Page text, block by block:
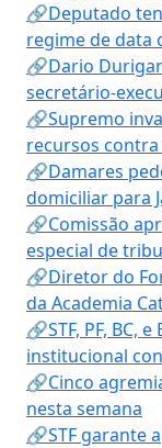
🔗Deputado
regime de data
🔗Dario
secretário-
🔗Supremo
recursos
🔗Damares
domiciliar para
🔗Comissão
especial de
🔗Diretor do
da Academia
🔗STF, PF, BC,
institucional
🔗Cinco
nesta semana
🔗STF garante